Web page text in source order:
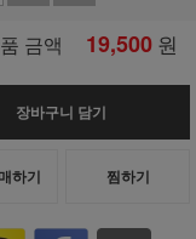
금액 19,500 원
장바구니 담기
하기 찜하기